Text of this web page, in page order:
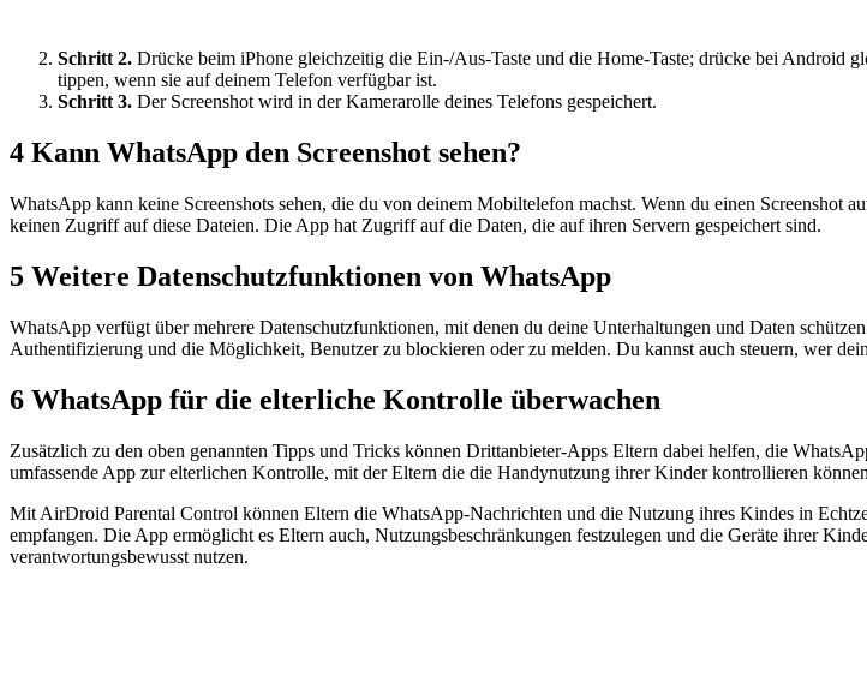
Schritt 2. Drücke beim iPhone gleichzeitig die Ein-/Aus-Taste und die Home-Taste; drücke bei Android
tippen, wenn sie auf deinem Telefon verfügbar ist.
Schritt 3. Der Screenshot wird in der Kamerarolle deines Telefons gespeichert.
4 Kann WhatsApp den Screenshot sehen?
WhatsApp kann keine Screenshots sehen, die du von deinem Mobiltelefon machst. Wenn du einen Screenshot
keinen Zugriff auf diese Dateien. Die App hat Zugriff auf die Daten, die auf ihren Servern gespeichert sind.
5 Weitere Datenschutzfunktionen von WhatsApp
WhatsApp verfügt über mehrere Datenschutzfunktionen, mit denen du deine Unterhaltungen und Daten
Authentifizierung und die Möglichkeit, Benutzer zu blockieren oder zu melden. Du kannst auch steuern, wer
6 WhatsApp für die elterliche Kontrolle überwachen
Zusätzlich zu den oben genannten Tipps und Tricks können Drittanbieter-Apps Eltern dabei helfen, die
umfassende App zur elterlichen Kontrolle, mit der Eltern die die Handynutzung ihrer Kinder kontrollieren
Mit AirDroid Parental Control können Eltern die WhatsApp-Nachrichten und die Nutzung ihres Kindes in
empfangen. Die App ermöglicht es Eltern auch, Nutzungsbeschränkungen festzulegen und die Geräte ihrer
verantwortungsbewusst nutzen.